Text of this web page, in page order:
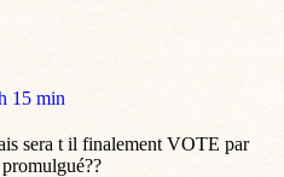
15 min
sera t il finalement VOTE par